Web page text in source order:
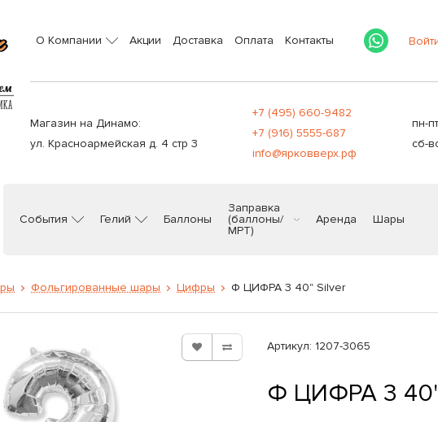
О Компании Акции Доставка Оплата Контакты
Магазин на Динамо:
ул. Красноармейская д. 4 стр 3
+7 (495) 660-9482
+7 (916) 5555-687
info@ярковверх.рф
пн-
сб-
События Гелий Баллоны
Заправка
(баллоны/
МРТ)
Аренда Шары
Фольгированные шары Цифры Ф ЦИФРА 3 40" Silver
Артикул: 1207-3065
Ф ЦИФРА 3